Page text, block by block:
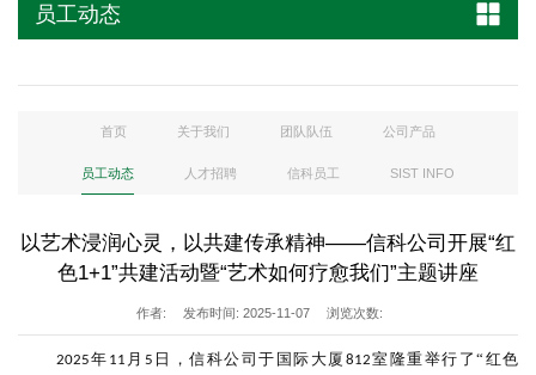
员工动态
首页 关于我们 团队队伍 公司产品
员工动态 人才招聘 信科员工 SIST INFO
以艺术浸润心灵，以共建传承精神——信科公司开展“红
色1+1”共建活动暨“艺术如何疗愈我们”主题讲座
作者: 发布时间: 2025-11-07 浏览次数:
2025年 11 月 5 日，信科公司于国际大厦 812室隆重举行了“红色